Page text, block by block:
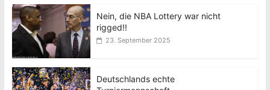
Nein, die NBA Lottery war nicht
rigged!!
23. September 2025
Deutschlands echte